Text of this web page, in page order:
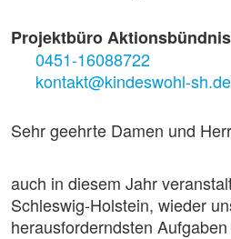
Projektbüro
0451-16088722
kontakt@kindeswohl-sh.de
Sehr geehrte Damen und
auch in diesem Jahr
Schleswig-Holstein, wieder
herausforderndsten